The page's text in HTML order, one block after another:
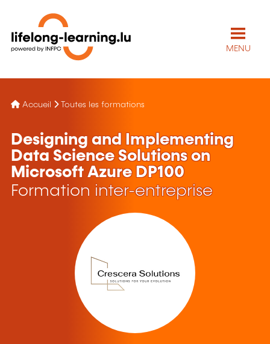
MENU
Accueil Toutes les formations
Designing and Implementing
Data Science Solutions on
Microsoft Azure DP100
Formation inter-entreprise